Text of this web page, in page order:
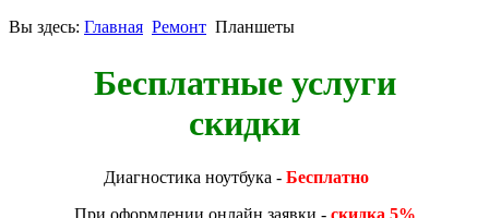
Вы здесь: Главная Ремонт Планшеты
Бесплатные услуги
скидки
Диагностика ноутбука - Бесплатно
При оформлении онлайн заявки - скидка 5%